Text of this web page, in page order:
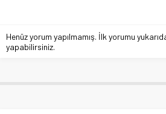
Henüz yorum yapılmamış. İlk yorumu
yapabilirsiniz.